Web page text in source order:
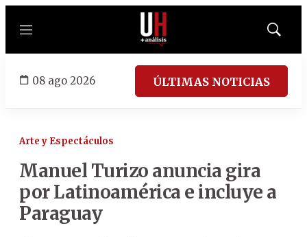
Menú
Mostrar
08 ago 2026 ÚLTIMAS NOTICIAS
Arte y Espectáculos
Manuel Turizo anuncia gira
por Latinoamérica e incluye a
Paraguay